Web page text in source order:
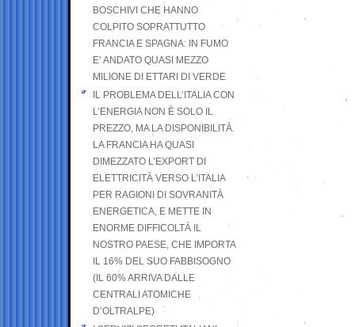
BOSCHIVI CHE HANNO
COLPITO SOPRATTUTTO
FRANCIA E SPAGNA: IN FUMO
E’ ANDATO QUASI MEZZO
MILIONE DI ETTARI DI VERDE
IL PROBLEMA DELL’ITALIA CON
L’ENERGIA NON È SOLO IL
PREZZO, MA LA DISPONIBILITÀ.
LA FRANCIA HA QUASI
DIMEZZATO L’EXPORT DI
ELETTRICITÀ VERSO L’ITALIA
PER RAGIONI DI SOVRANITÀ
ENERGETICA, E METTE IN
ENORME DIFFICOLTÀ IL
NOSTRO PAESE, CHE IMPORTA
IL 16% DEL SUO FABBISOGNO
(IL 60% ARRIVA DALLE
CENTRALI ATOMICHE
D’OLTRALPE)